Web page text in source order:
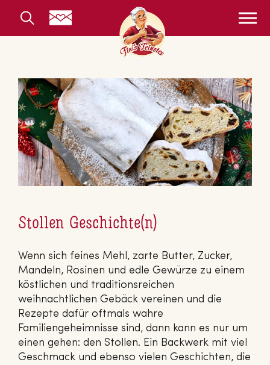
Stollen Geschichte(n)
Wenn sich feines Mehl, zarte Butter, Zucker,
Mandeln, Rosinen und edle Gewürze zu einem
köstlichen und traditionsreichen
weihnachtlichen Gebäck vereinen und die
Rezepte dafür oftmals wahre
Familiengeheimnisse sind, dann kann es nur um
einen gehen: den Stollen. Ein Backwerk mit viel
Geschmack und ebenso vielen Geschichten, die